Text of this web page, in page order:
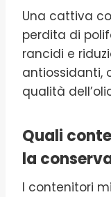
Una cattiva
perdita di
rancidi e
antiossidanti,
qualità
Quali
la
I contenitori